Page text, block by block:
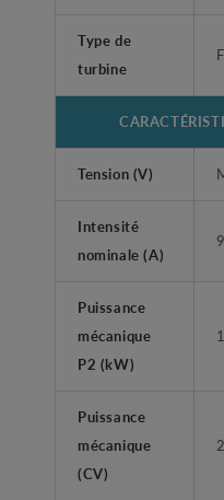
Type de
turbine
Tension (V)
Intensité
nominale (A)
9
Puissance
mécanique
P2 (kW)
Puissance
mécanique
(CV)
2